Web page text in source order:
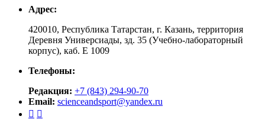
Адрес:
420010, Республика Татарстан, г. Казань, территория
Деревня Универсиады, зд. 35 (Учебно-лабораторный
корпус), каб. Е 1009
Телефоны:
Редакция: +7 (843) 294-90-70
Email: scienceandsport@yandex.ru
 